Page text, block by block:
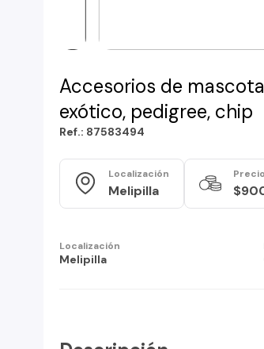
Accesorios de
exótico, pedigree, chip
Ref.: 87583494
Localización
Melipilla
Precio
Localización
Melipilla